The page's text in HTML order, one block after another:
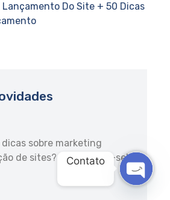
Lançamento Do Site + 50 Dicas
dicas sobre marketing
de sites?
Inscreva-se!
Contato